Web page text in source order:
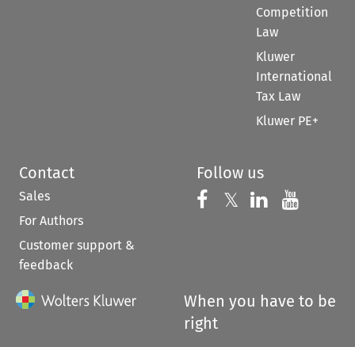
Competition
Law
Kluwer
International
Tax Law
Kluwer PE+
Contact
Sales
For Authors
Customer support &
feedback
Follow us
Follow us on
𝕏 Follow us on
Follow us
When you have to be
right